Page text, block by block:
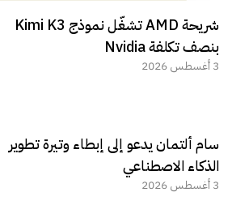
مراجعة شاملة لعملاق الألعاب
الجديد REDMAGIC 11 AIR
شريحة AMD تشغّل نموذج Kimi K3
بنصف تكلفة Nvidia
3 أغسطس 2026
سام ألتمان يدعو إلى إبطاء وتيرة تطوير
الذكاء الاصطناعي
3 أغسطس 2026